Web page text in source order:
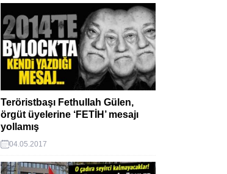
Teröristbaşı Fethullah Gülen,
örgüt üyelerine ‘FETİH’ mesajı
yollamış
04.05.2017